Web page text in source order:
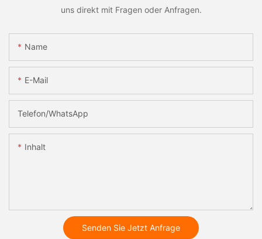
uns direkt mit Fragen oder Anfragen.
Name
E-Mail
Telefon/WhatsApp
Inhalt
Senden Sie Jetzt Anfrage